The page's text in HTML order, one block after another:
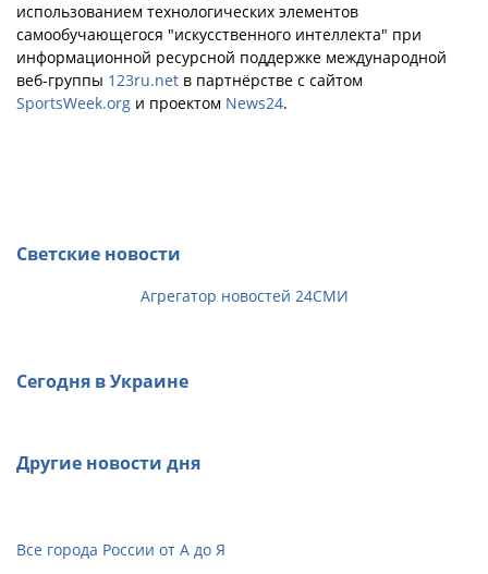
использованием технологических элементов
самообучающегося "искусственного интеллекта" при
информационной ресурсной поддержке международной
веб-группы 123ru.net в партнёрстве с сайтом
SportsWeek.org и проектом News24.
Светские новости
Агрегатор новостей 24СМИ
Сегодня в Украине
Другие новости дня
Все города России от А до Я